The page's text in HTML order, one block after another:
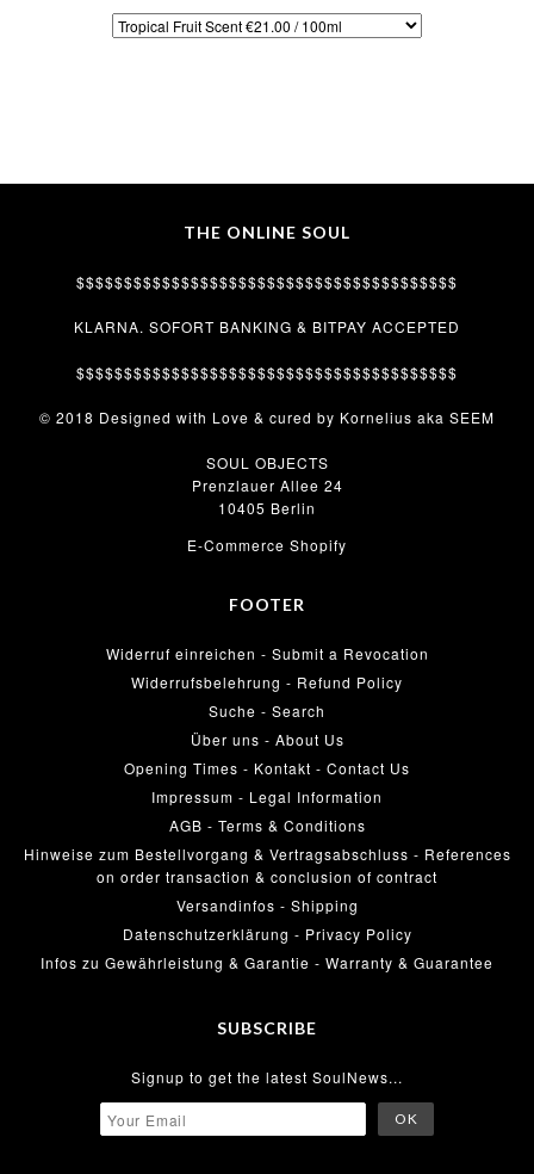
THE ONLINE SOUL
$$$$$$$$$$$$$$$$$$$$$$$$$$$$$$$$$$$$$$$$
KLARNA. SOFORT BANKING & BITPAY ACCEPTED
$$$$$$$$$$$$$$$$$$$$$$$$$$$$$$$$$$$$$$$$
© 2018 Designed with Love & cured by Kornelius aka SEEM
SOUL OBJECTS
Prenzlauer Allee 24
10405 Berlin
E-Commerce Shopify
FOOTER
Widerruf einreichen - Submit a Revocation
Widerrufsbelehrung - Refund Policy
Suche - Search
Über uns - About Us
Opening Times - Kontakt - Contact Us
Impressum - Legal Information
AGB - Terms & Conditions
Hinweise zum Bestellvorgang & Vertragsabschluss - References
on order transaction & conclusion of contract
Versandinfos - Shipping
Datenschutzerklärung - Privacy Policy
Infos zu Gewährleistung & Garantie - Warranty & Guarantee
SUBSCRIBE
Signup to get the latest SoulNews...